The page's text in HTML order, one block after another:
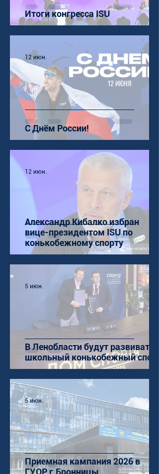
Итоги конгресса ISU
С Днём России!
12 июн.
Александр Кибалко избран
вице-президентом ISU по
конькобежному спорту
12 июн.
В Ленобласти будут развивать
школьный конькобежный спорт
5 июн.
Приемная кампания 2026 в
ГУОР г.Бронницы
5 июн.